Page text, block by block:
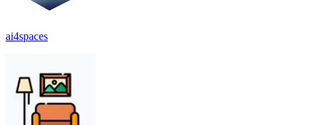
ai4spaces